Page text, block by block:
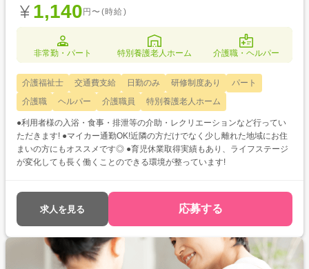
1,140 円〜(時給)
非常勤・パート 特別養護老人ホーム 介護職・ヘルパー
介護福祉士 交通費支給 日勤のみ 研修制度あり
パート
介護職
ヘルパー 介護職員 特別養護老人ホーム
●利用者様の入浴・食事・排泄等の介助・レクリエーションなど行ってい
ただきます! ●マイカー通勤OK!近隣の方だけでなく少し離れた地域にお住
まいの方にもオススメです◎ ●育児休業取得実績もあり、ライフステージ
が変化しても長く働くことのできる環境が整っています!
求人を見る 応募する